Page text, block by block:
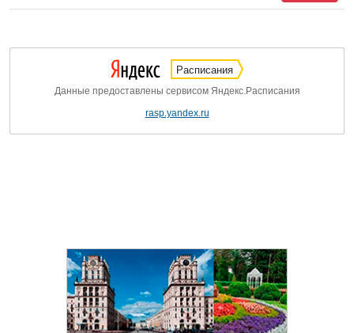
Расписания
Данные предоставлены сервисом Яндекс.Расписания
rasp.yandex.ru